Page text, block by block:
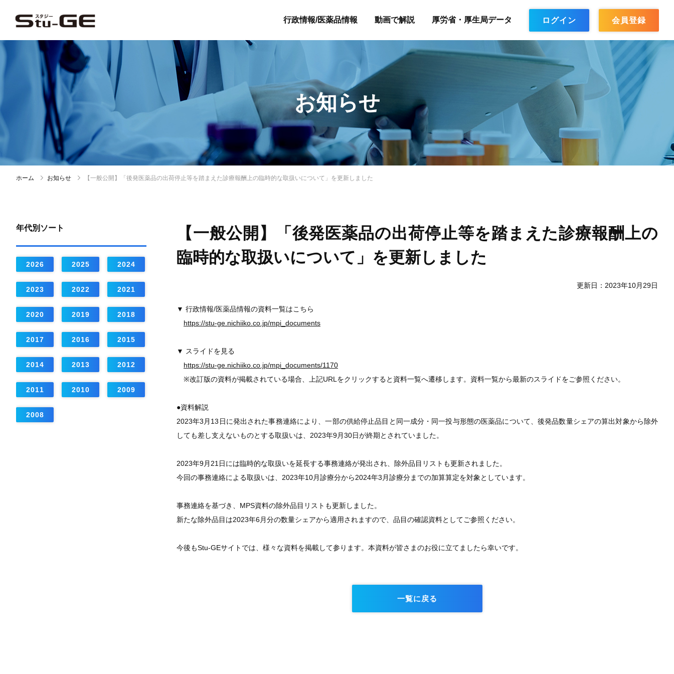
行政情報/医薬品情報 動画で解説 厚労省・厚生局データ ログイン 会員登録
お知らせ
ホーム お知らせ 【一般公開】「後発医薬品の出荷停止等を踏まえた診療報酬上の臨時的な取扱いについて」を更新しました
【一般公開】「後発医薬品の出荷停止等を踏まえた診療報酬上の
臨時的な取扱いについて」を更新しました
更新日：2023年10月29日
▼ 行政情報/医薬品情報の資料一覧はこちら
https://stu-ge.nichiiko.co.jp/mpi_documents
▼ スライドを見る
https://stu-ge.nichiiko.co.jp/mpi_documents/1170
※改訂版の資料が掲載されている場合、上記URLをクリックすると資料一覧へ遷移します。資料一覧から最新のスライドをご参照ください。
●資料解説
2023年3月13日に発出された事務連絡により、一部の供給停止品目と同一成分・同一投与形態の医薬品について、後発品数量シェアの算出対象から除外
しても差し支えないものとする取扱いは、2023年9月30日が終期とされていました。
2023年9月21日には臨時的な取扱いを延長する事務連絡が発出され、除外品目リストも更新されました。
今回の事務連絡による取扱いは、2023年10月診療分から2024年3月診療分までの加算算定を対象としています。
事務連絡を基づき、MPS資料の除外品目リストも更新しました。
新たな除外品目は2023年6月分の数量シェアから適用されますので、品目の確認資料としてご参照ください。
今後もStu-GEサイトでは、様々な資料を掲載して参ります。本資料が皆さまのお役に立てましたら幸いです。
一覧に戻る
年代別ソート
2026 2025 2024
2023 2022 2021
2020 2019 2018
2017 2016 2015
2014 2013 2012
2011 2010 2009
2008